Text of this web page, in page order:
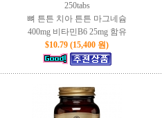
250tabs
뼈 튼튼 치아 튼튼 마그네슘
400mg 비타민B6 25mg 함유
$10.79 (15,400 원)